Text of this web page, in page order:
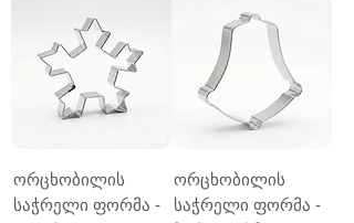
ორცხობილის
საჭრელი ფორმა -
ორცხობილის
საჭრელი ფორმა -